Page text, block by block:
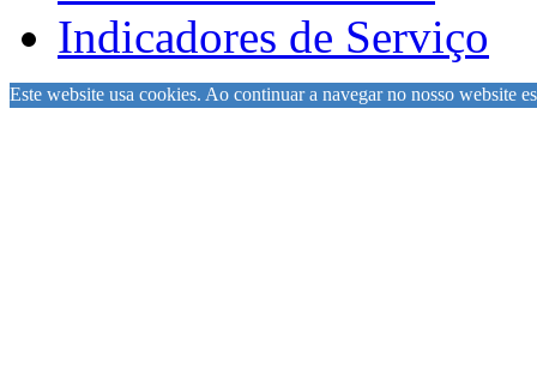
Indicadores de Serviço
Este website usa cookies. Ao continuar a navegar no nosso website